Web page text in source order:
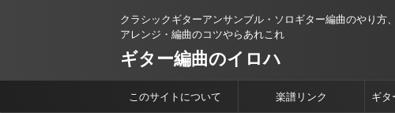
クラシックギターアンサンブル・ソロギター編曲のやり方
アレンジ・編曲のコツやらあれこれ
ギター編曲のイロハ
このサイトについて 楽譜リンク ギタ